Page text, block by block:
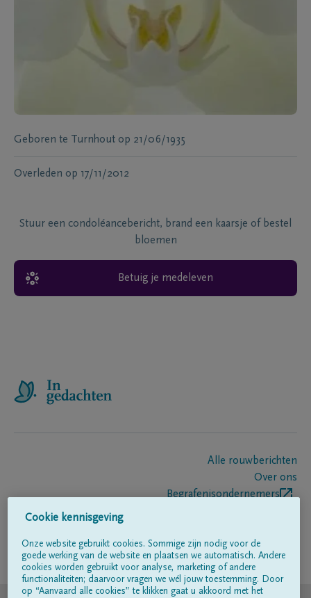
Geboren te Turnhout op 21/06/1935
Overleden op 17/11/2012
Stuur een condoléancebericht, brand een kaarsje of bestel
bloemen
Betuig je medeleven
Alle rouwberichten
Over ons
Begrafenisondernemers
Volg ons op
Cookie kennisgeving
Onze website gebruikt cookies. Sommige zijn nodig voor de
goede werking van de website en plaatsen we automatisch. Andere
cookies worden gebruikt voor analyse, marketing of andere
functionaliteiten; daarvoor vragen we wél jouw toestemming. Door
op “Aanvaard alle cookies” te klikken gaat u akkoord met het